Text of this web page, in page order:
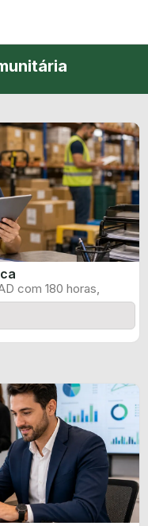
com 180 horas,
...